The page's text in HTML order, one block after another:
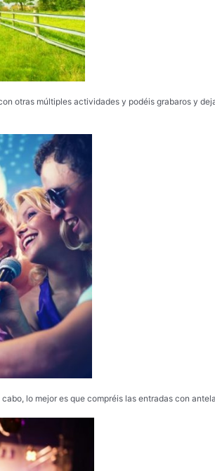
otras múltiples actividades y podéis grabaros y
lo mejor es que compréis las entradas con